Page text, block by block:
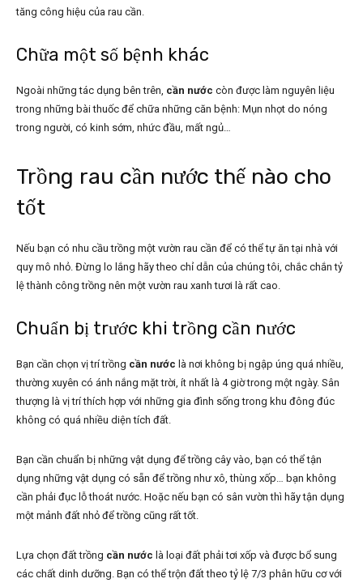
tăng công hiệu của rau cần.
Chữa một số bệnh khác
Ngoài những tác dụng bên trên, cần nước còn được làm nguyên liệu
trong những bài thuốc để chữa những căn bệnh: Mụn nhọt do nóng
trong người, có kinh sớm, nhức đầu, mất ngủ…
Trồng rau cần nước thế nào cho
tốt
Nếu bạn có nhu cầu trồng một vườn rau cần để có thể tự ăn tại nhà với
quy mô nhỏ. Đừng lo lắng hãy theo chỉ dẫn của chúng tôi, chắc chắn tỷ
lệ thành công trồng nên một vườn rau xanh tươi là rất cao.
Chuẩn bị trước khi trồng cần nước
Bạn cần chọn vị trí trồng cần nước là nơi không bị ngập úng quá nhiều,
thường xuyên có ánh nắng mặt trời, ít nhất là 4 giờ trong một ngày. Sân
thượng là vị trí thích hợp với những gia đình sống trong khu đông đúc
không có quá nhiều diện tích đất.
Bạn cần chuẩn bị những vật dụng để trồng cây vào, bạn có thể tận
dụng những vật dụng có sẵn để trồng như xô, thùng xốp… bạn không
cần phải đục lỗ thoát nước. Hoặc nếu bạn có sân vườn thì hãy tận dụng
một mảnh đất nhỏ để trồng cũng rất tốt.
Lựa chọn đất trồng cần nước là loại đất phải tơi xốp và được bổ sung
các chất dinh dưỡng. Bạn có thể trộn đất theo tỷ lệ 7/3 phân hữu cơ với